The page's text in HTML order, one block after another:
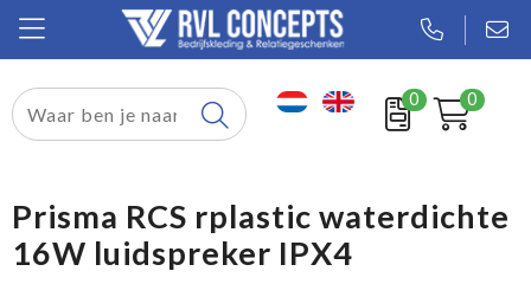
0 0
Relatiegeschenken
Tassen
Prisma RCS rplastic waterdichte
16W luidspreker IPX4